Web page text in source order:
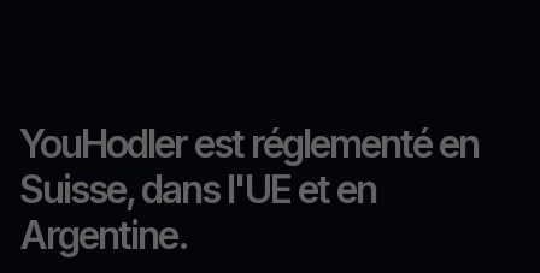
YouHodler est réglementé en
Suisse, dans l'UE et en
Argentine.